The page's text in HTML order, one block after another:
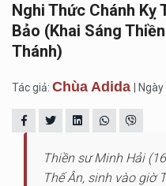
Nghi Thức Chánh Kỵ
Bảo (khai Sáng
Thánh)
Tác giả: Chùa Adida |
Thiền sư Minh Hải
Thế Ân, sinh vào giờ